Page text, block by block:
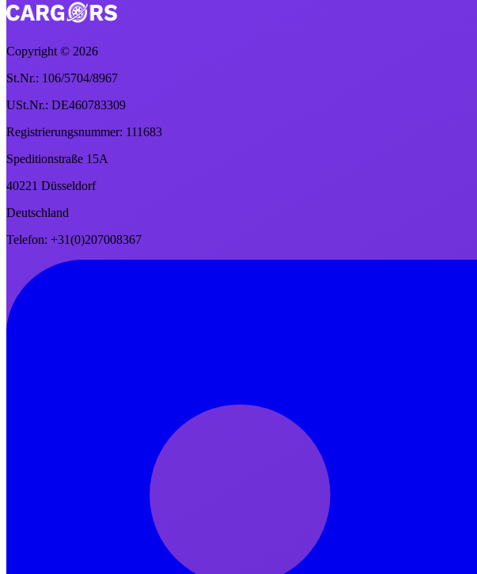
Copyright © 2026
St.Nr.: 106/5704/8967
USt.Nr.: DE460783309
Registrierungsnummer: 111683
Speditionstraße 15A
40221 Düsseldorf
Deutschland
Telefon: +31(0)207008367